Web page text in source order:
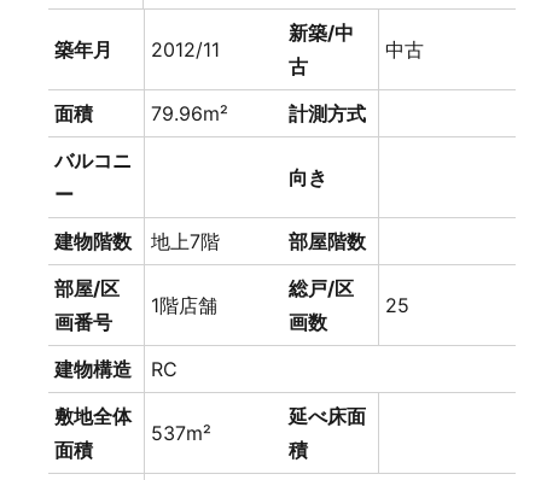
築年月 2012/11
新築/中
古
中古
面積 79.96m²
計測方式
バルコニ
ー
向き
建物階数 地上7階
部屋階数
部屋/区
画番号
1階店舗
総戸/区
画数
25
建物構造
RC
敷地全体
面積
537m²
延べ床面
積